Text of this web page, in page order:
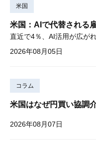
米国
米国：AIで代替される
2026年08月05日
コラム
米国はなぜ円買い協調
2026年08月07日